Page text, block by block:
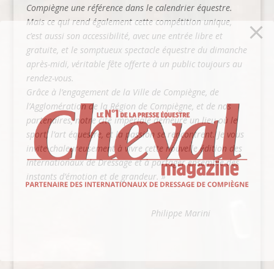
Compiègne une référence dans le calendrier équestre.
Mais ce qui rend également cette compétition unique,
c’est aussi son accessibilité, avec une entrée libre et
gratuite, et le somptueux spectacle équestre du dimanche
après-midi, véritable fête offerte à un public toujours au
rendez-vous.
Grâce à l’engagement de la Ville de Compiègne, de
l’Agglomération de la Région de Compiègne, et de nos
partenaires, notre cité impériale demeure un lieu où le
sport, l’art équestre, et la passion se rencontrent. Je vous
invite chaleureusement à vivre cette nouvelle édition des
Internationaux de Dressage et à partager ensemble des
instants d’émotion et de grandeur. »
Philippe Marini